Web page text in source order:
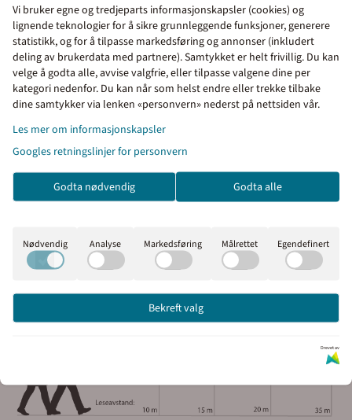
SYNLIGE SKILT I MØRKET:Etterlysende nødutgangsskilt og lavt montert
ledelinje i mørklagt korridor. Illustrasjonen viser hvordan rømningsveien
forblir godt synlig ved strømbrudd, i tråd med kravene i NS 3926. Skilt
Priser inkl. eller ekskl.
mva
I denne butikken kan du
velge om du vil se prisene
med eller uten moms.
Vi bruker egne og tredjeparts informasjonskapsler (cookies) og
lignende teknologier for å sikre grunnleggende funksjoner, generere
statistikk, og for å tilpasse markedsføring og annonser (inkludert
deling av brukerdata med partnere). Samtykket er helt frivillig. Du kan
velge å godta alle, avvise valgfrie, eller tilpasse valgene dine per
kategori nedenfor. Du kan når som helst endre eller trekke tilbake
dine samtykker via lenken «personvern» nederst på nettsiden vår.
Les mer om informasjonskapsler
Googles retningslinjer for personvern
Godta nødvendig Godta alle
Nødvendig Analyse Markedsføring Målrettet Egendefinert
Bekreft valg
Drevet av